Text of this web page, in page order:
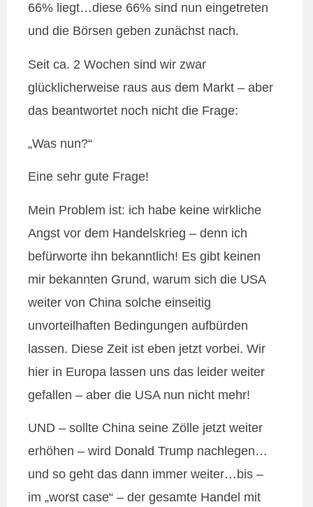
66% liegt…diese 66% sind nun eingetreten
und die Börsen geben zunächst nach.
Seit ca. 2 Wochen sind wir zwar
glücklicherweise raus aus dem Markt – aber
das beantwortet noch nicht die Frage:
„Was nun?“
Eine sehr gute Frage!
Mein Problem ist: ich habe keine wirkliche
Angst vor dem Handelskrieg – denn ich
befürworte ihn bekanntlich! Es gibt keinen
mir bekannten Grund, warum sich die USA
weiter von China solche einseitig
unvorteilhaften Bedingungen aufbürden
lassen. Diese Zeit ist eben jetzt vorbei. Wir
hier in Europa lassen uns das leider weiter
gefallen – aber die USA nun nicht mehr!
UND – sollte China seine Zölle jetzt weiter
erhöhen – wird Donald Trump nachlegen…
und so geht das dann immer weiter…bis –
im „worst case“ – der gesamte Handel mit